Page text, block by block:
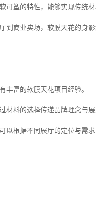
塑的特性，能够实现传统材
到商业卖场，软膜天花的身
丰富的软膜天花项目经验。
材料的选择传递品牌理念与展
根据不同展厅的定位与需求